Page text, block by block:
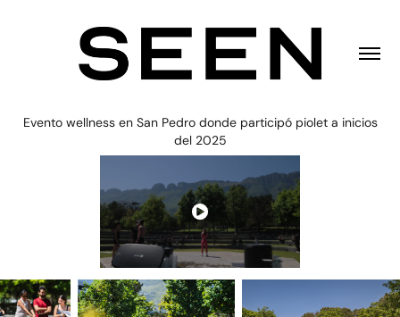
Evento wellness en San Pedro donde participó piolet a inicios
del 2025